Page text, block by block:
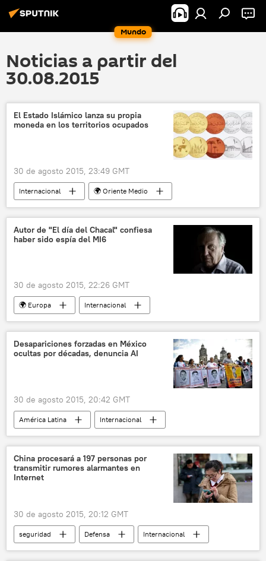
Mundo
Noticias a partir del
30.08.2015
El Estado Islámico lanza su propia
moneda en los territorios ocupados
30 de agosto 2015, 23:49 GMT
Internacional
🌍 Oriente Medio
El grupo yihadista Estado Islámico
Mosul
Irak
dinar de oro
ISIS
noticias
Autor de "El día del Chacal" confiesa
haber sido espía del MI6
30 de agosto 2015, 22:26 GMT
🌍 Europa
Internacional
Frederick Forsyth
MI6
espionaje
Reino Unido
noticias
Desapariciones forzadas en México
ocultas por décadas, denuncia AI
30 de agosto 2015, 20:42 GMT
América Latina
Internacional
México
Perseo Quiroz
Amnistía Internacional
derechos humanos
'Guerra Sucia'
China procesará a 197 personas por
transmitir rumores alarmantes en
Internet
30 de agosto 2015, 20:12 GMT
seguridad Defensa
Internacional
política
China
Tianjin